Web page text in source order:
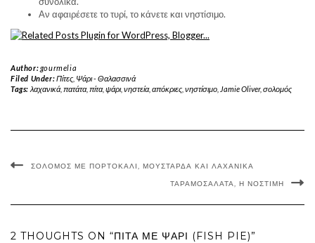
Αν αφαιρέσετε το τυρί, το κάνετε και νηστίσιμο.
Author:gourmelia
Filed Under:Πίτες, Ψάρι - Θαλασσινά
Tags: λαχανικά, πατάτα, πίτα, ψάρι, νηστεία, απόκριες, νηστίσιμο, Jamie Oliver, σολομός
ΣΟΛΟΜΌΣ ΜΕ ΠΟΡΤΟΚΆΛΙ, ΜΟΥΣΤΆΡΔΑ ΚΑΙ ΛΑΧΑΝΙΚΆ
ΤΑΡΑΜΟΣΑΛΆΤΑ, Η ΝΌΣΤΙΜΗ
2 THOUGHTS ON “ΠΊΤΑ ΜΕ ΨΆΡΙ (FISH PIE)”